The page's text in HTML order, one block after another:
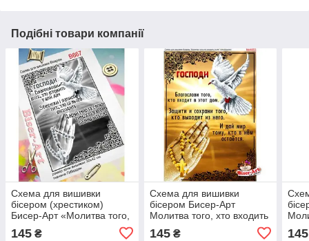
Подібні товари компанії
Схема для вишивки
бісером (хрестиком)
Бисер-Арт «Молитва того,
145 ₴
Схема для вишивки
бісером Бисер-Арт
Молитва того, хто входить
в дім (російською) (A653)
145₴ 145